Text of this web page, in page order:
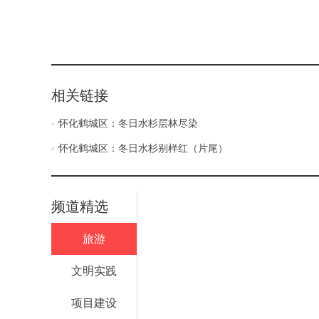
相关链接
怀化鹤城区：冬日水杉层林尽染
怀化鹤城区：冬日水杉别样红（片尾）
频道精选
旅游
文明实践
项目建设